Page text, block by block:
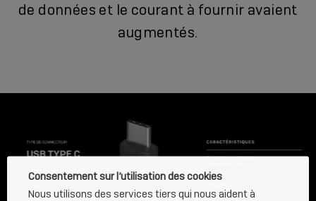
de données et le courant à fournir avaient
augmentés.
Consentement sur l’utilisation des cookies
Nous utilisons des services tiers qui nous aident à